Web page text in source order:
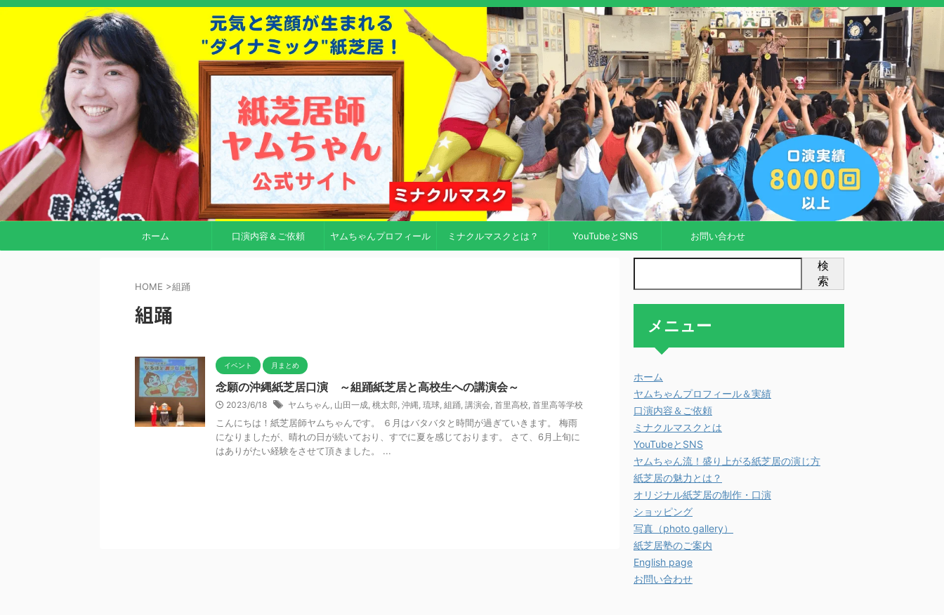
ホーム 口演内容＆ご依頼 ヤムちゃんプロフィール ミナクルマスクとは？ YouTubeとSNS お問い合わせ
HOME >組踊
組踊
イベント 月まとめ
念願の沖縄紙芝居口演 ～組踊紙芝居と高校生への講演会～
2023/6/18 ヤムちゃん, 山田一成, 桃太郎, 沖縄, 琉球, 組踊, 講演会, 首里高校, 首里高等学校
こんにちは！紙芝居師ヤムちゃんです。 ６月はバタバタと時間が過ぎていきます。 梅雨
になりましたが、晴れの日が続いており、すでに夏を感じております。 さて、6月上旬に
はありがたい経験をさせて頂きました。 ...
検
索
メニュー
ホーム
ヤムちゃんプロフィール＆実績
口演内容＆ご依頼
ミナクルマスクとは
YouTubeとSNS
ヤムちゃん流！盛り上がる紙芝居の演じ方
紙芝居の魅力とは？
オリジナル紙芝居の制作・口演
ショッピング
写真（photo gallery）
紙芝居塾のご案内
English page
お問い合わせ